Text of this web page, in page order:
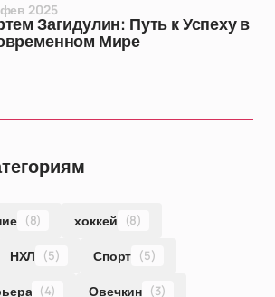
Загидулин: Путь к Успеху в
Мире
2025
(8) хоккей (8)
НХЛ (5) Спорт (5)
(4) Овечкин (3)